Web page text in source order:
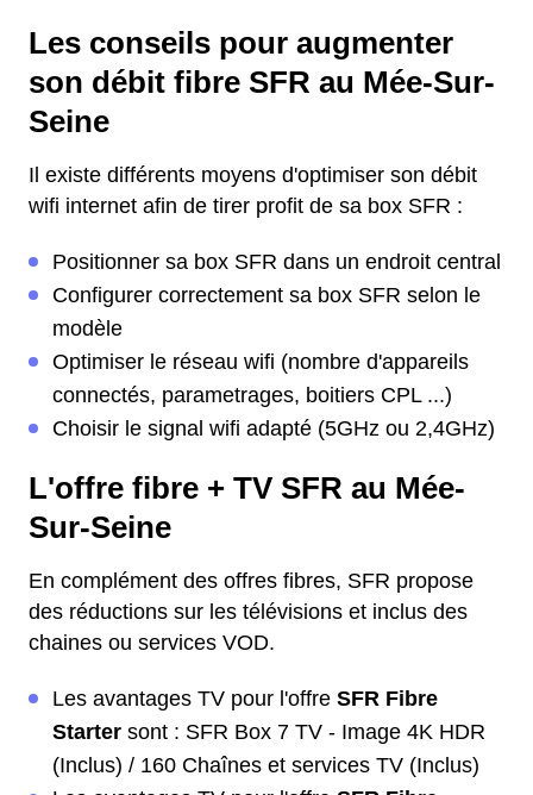
Les conseils pour augmenter
son débit fibre SFR au Mée-Sur-
Seine
Il existe différents moyens d'optimiser son débit
wifi internet afin de tirer profit de sa box SFR :
Positionner sa box SFR dans un endroit central
Configurer correctement sa box SFR selon le
modèle
Optimiser le réseau wifi (nombre d'appareils
connectés, parametrages, boitiers CPL ...)
Choisir le signal wifi adapté (5GHz ou 2,4GHz)
L'offre fibre + TV SFR au Mée-
Sur-Seine
En complément des offres fibres, SFR propose
des réductions sur les télévisions et inclus des
chaines ou services VOD.
Les avantages TV pour l'offre SFR Fibre
Starter sont : SFR Box 7 TV - Image 4K HDR
(Inclus) / 160 Chaînes et services TV (Inclus)